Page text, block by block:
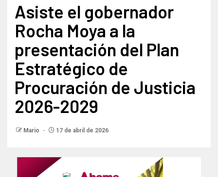
Asiste el gobernador
Rocha Moya a la
presentación del Plan
Estratégico de
Procuración de Justicia
2026-2029
Mario 17 de abril de 2026